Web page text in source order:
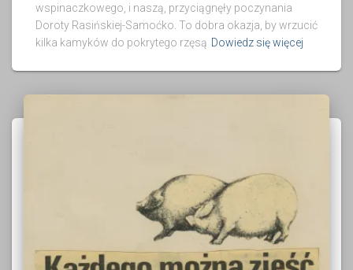
wspinaczkowego, i naszą, przyciągnęły poczynania
Doroty Rasińskiej-Samoćko. To dobra okazja, by wrzucić
kilka kamyków do pokrytego rzęsą Dowiedz się więcej